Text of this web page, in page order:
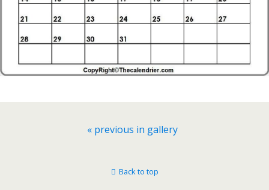
« previous in gallery
Back to top